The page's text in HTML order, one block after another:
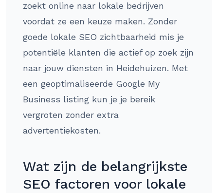
zoekt online naar lokale bedrijven
voordat ze een keuze maken. Zonder
goede lokale SEO zichtbaarheid mis je
potentiële klanten die actief op zoek zijn
naar jouw diensten in Heidehuizen. Met
een geoptimaliseerde Google My
Business listing kun je je bereik
vergroten zonder extra
advertentiekosten.
Wat zijn de belangrijkste
SEO factoren voor lokale